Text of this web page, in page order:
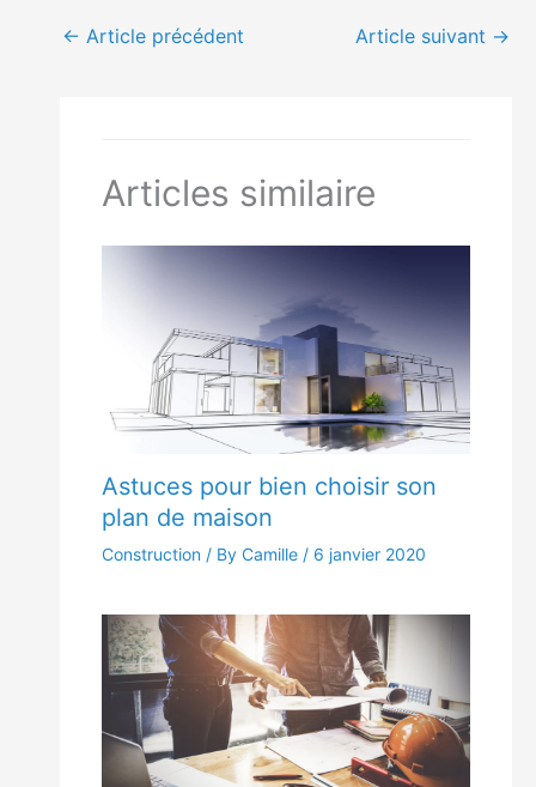
← Article précédent Article suivant →
Articles similaire
Astuces pour bien choisir son
plan de maison
Construction / By Camille / 6 janvier 2020